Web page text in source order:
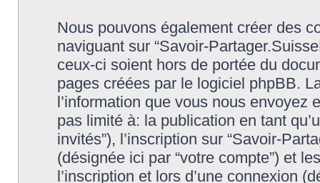
Nous pouvons également créer des
naviguant sur “Savoir-
ceux-ci soient hors de portée du
pages créées par le logiciel phpBB.
l’information que vous nous envoyez
pas limité à: la publication en tant
invités”), l’inscription sur “Savoir-
(désignée ici par “votre compte”) et
l’inscription et lors d’une connexion